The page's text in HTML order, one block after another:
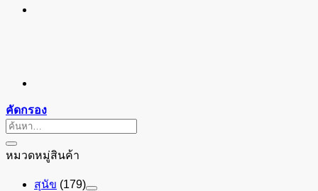
คัดกรอง
ค้นหา:
หมวดหมู่สินค้า
สุนัข (179)